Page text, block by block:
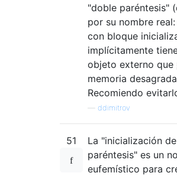
"doble paréntesis"
por su nombre
con bloque
implícitamente
objeto externo que
memoria
Recomiendo
ddimitrov
51
La "inicialización
paréntesis" es un
eufemístico para